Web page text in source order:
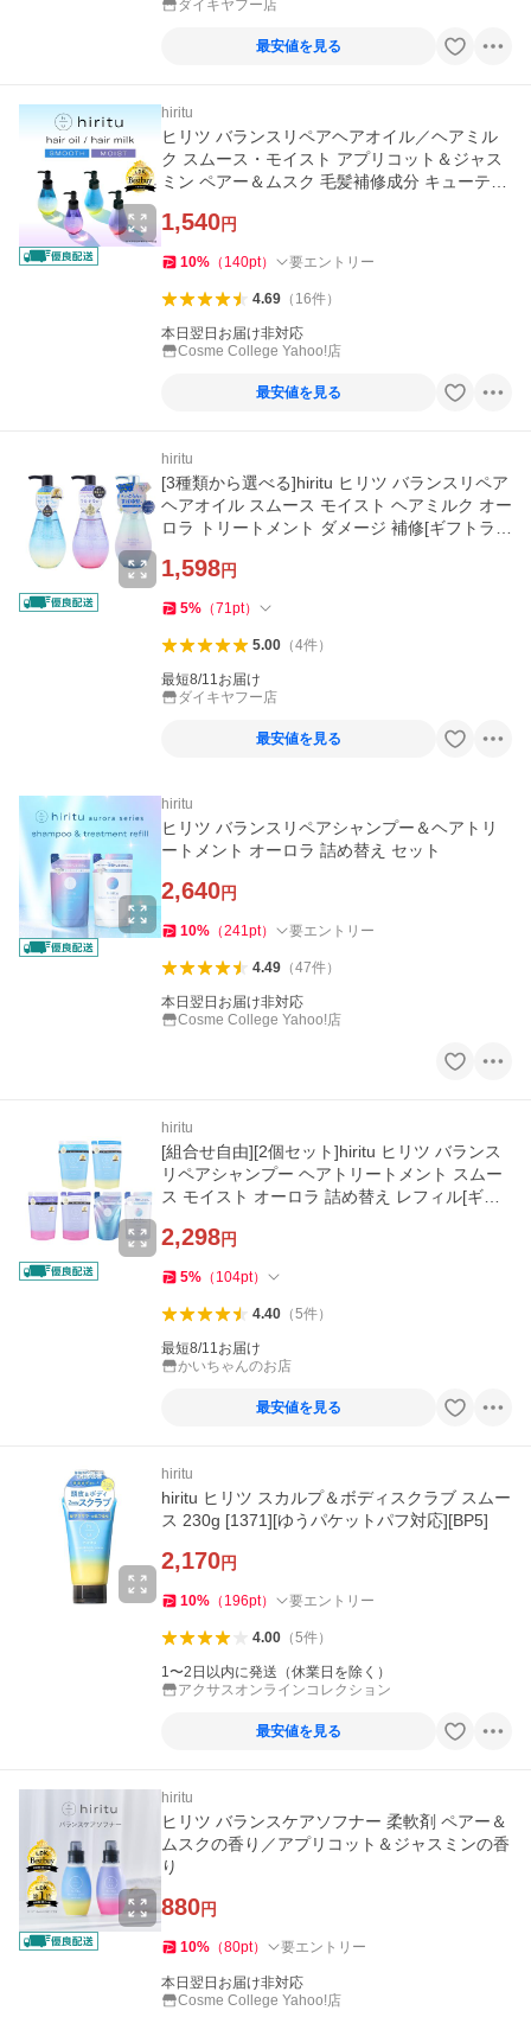
ダイキヤフー店
最安値を見る
hiritu
ヒリツ バランスリペアヘアオイル／ヘアミル
ク スムース・モイスト アプリコット＆ジャス
ミン ペアー＆ムスク 毛髪補修成分 キューティ
1,540円
10% （ 140pt） 要エントリー
4.69（ 16件）
本日翌日お届け非対応
Cosme College Yahoo!店
最安値を見る
hiritu
[3種類から選べる]hiritu ヒリツ バランスリペア
ヘアオイル スムース モイスト ヘアミルク オー
ロラ トリートメント ダメージ 補修[ギフトラッ
1,598円
5% （71pt）
5.00（4件）
最短8/11お届け
ダイキヤフー店
最安値を見る
hiritu
ヒリツ バランスリペアシャンプー＆ヘアトリ
ートメント オーロラ 詰め替え セット
2,640円
10% （241pt） 要エントリー
4.49（47件）
本日翌日お届け非対応
Cosme College Yahoo!店
hiritu
[組合せ自由][2個セット]hiritu ヒリツ バランス
リペアシャンプー ヘアトリートメント スムー
ス モイスト オーロラ 詰め替え レフィル[ギフ
2,298円
5% （ 104pt）
4.40（5件）
最短8/11お届け
かいちゃんのお店
最安値を見る
hiritu
hiritu ヒリツ スカルプ＆ボディスクラブ スムー
ス 230g [1371][ゆうパケットパフ対応][BP5]
2,170円
10% （ 196pt） 要エントリー
4.00（5件）
1〜2日以内に発送（休業日を除く）
アクサスオンラインコレクション
最安値を見る
hiritu
ヒリツ バランスケアソフナー 柔軟剤 ペアー＆
ムスクの香り／アプリコット＆ジャスミンの香
り
880円
10% （80pt） 要エントリー
本日翌日お届け非対応
Cosme College Yahoo!店